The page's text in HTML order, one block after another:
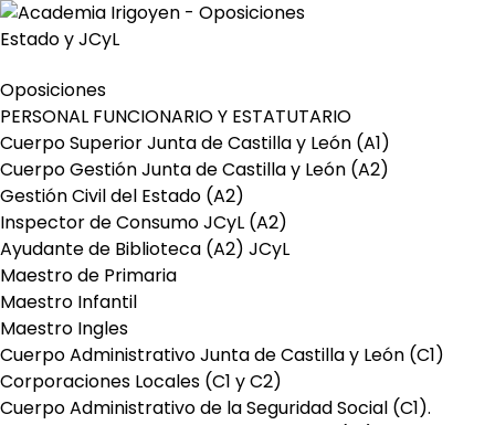
Oposiciones
PERSONAL FUNCIONARIO Y ESTATUTARIO
Cuerpo Superior Junta de Castilla y León (A1)
Cuerpo Gestión Junta de Castilla y León (A2)
Gestión Civil del Estado (A2)
Inspector de Consumo JCyL (A2)
Ayudante de Biblioteca (A2) JCyL
Maestro de Primaria
Maestro Infantil
Maestro Ingles
Cuerpo Administrativo Junta de Castilla y León (C1)
Corporaciones Locales (C1 y C2)
Cuerpo Administrativo de la Seguridad Social (C1).